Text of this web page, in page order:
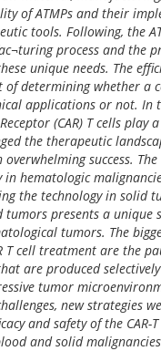
of ATMPs and their
tools. Following, the
process and the
unique needs. The
of determining whether a
applications or not. In
(CAR) T cells play
the therapeutic
success.
in hematologic
the technology in solid
presents a unique
tumors. The
T cell treatment are the
are produced
tumor
new strategies
and safety of the CAR-
and solid